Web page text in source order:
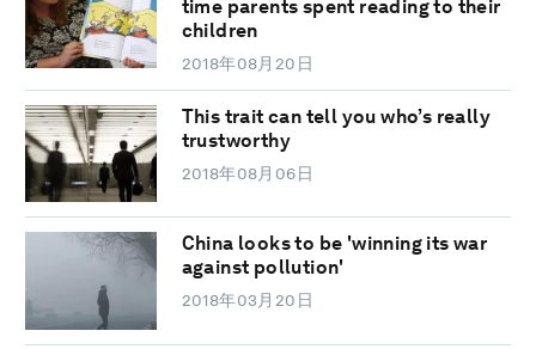
time parents spent reading to their
children
2018年08月20日
This trait can tell you who’s really
trustworthy
2018年08月06日
China looks to be 'winning its war
against pollution'
2018年03月20日